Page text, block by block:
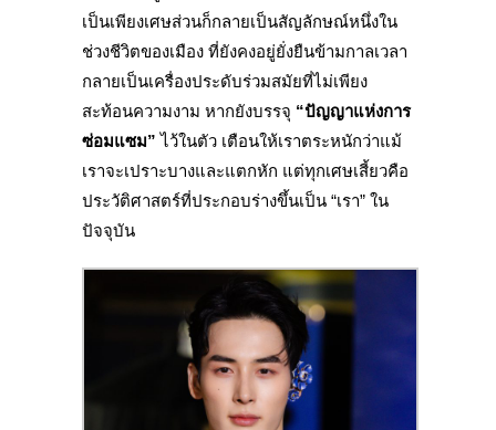
เป็นเพียงเศษส่วนก็กลายเป็นสัญลักษณ์หนึ่งใน
ช่วงชีวิตของเมือง ที่ยังคงอยู่ยั่งยืนข้ามกาลเวลา
กลายเป็นเครื่องประดับร่วมสมัยที่ไม่เพียง
สะท้อนความงาม หากยังบรรจุ “ปัญญาแห่งการ
ซ่อมแซม” ไว้ในตัว เตือนให้เราตระหนักว่าแม้
เราจะเปราะบางและแตกหัก แต่ทุกเศษเสี้ยวคือ
ประวัติศาสตร์ที่ประกอบร่างขึ้นเป็น “เรา” ใน
ปัจจุบัน